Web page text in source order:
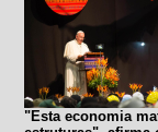
"Esta economia